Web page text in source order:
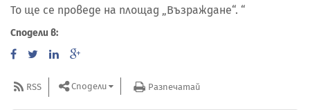
То ще се проведе на площад „Възраждане“. “
Сподели в:
RSS Сподели Разпечатай